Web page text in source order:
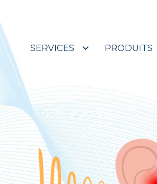
SERVICES PRODUITS